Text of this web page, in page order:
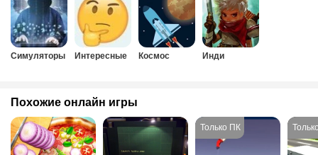
Симуляторы Интересные Космос Инди
Похожие онлайн игры